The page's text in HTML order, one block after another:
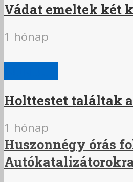
Vádat emeltek két
1 hónap
Holttestet találtak
1 hónap
Huszonnégy órás